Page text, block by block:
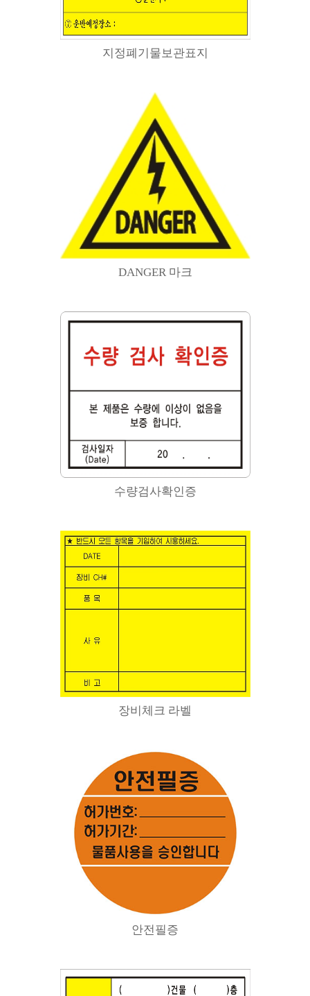
지정폐기물보관표지
DANGER 마크
수량검사확인증
장비체크 라벨
안전필증